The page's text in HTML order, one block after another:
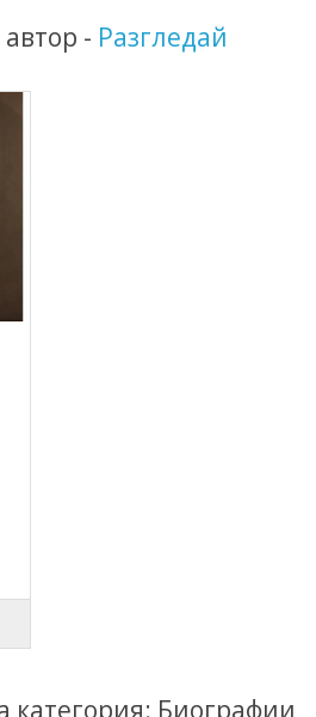
- Разгледай
категория: Биографии